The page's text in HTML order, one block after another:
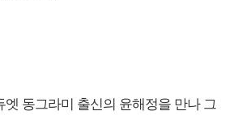
엣 동그라미 출신의 윤해정을 만나 그